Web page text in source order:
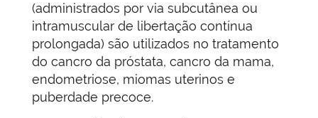
(administrados por via subcutânea ou
intramuscular de libertação contínua
prolongada) são utilizados no tratamento
do cancro da próstata, cancro da mama,
endometriose, miomas uterinos e
puberdade precoce.